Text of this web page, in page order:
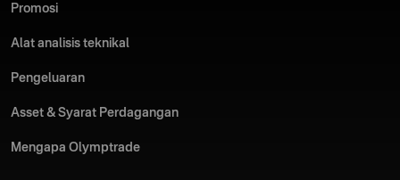
Promosi
Alat analisis teknikal
Pengeluaran
Asset & Syarat Perdagangan
Mengapa Olymptrade